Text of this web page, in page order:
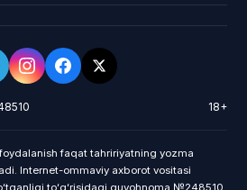
18+
faqat tahririyatning yozma
Internet-ommaviy axborot vositasi
toʻgʻrisidagi guvohnoma №248510,